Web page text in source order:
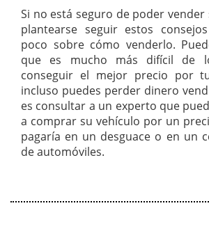
Si no está seguro de poder vender
plantearse seguir estos
poco sobre cómo venderlo.
que es mucho más difícil de
conseguir el mejor precio por
incluso puedes perder dinero
es consultar a un experto que
a comprar su vehículo por un
pagaría en un desguace o en un
de automóviles.